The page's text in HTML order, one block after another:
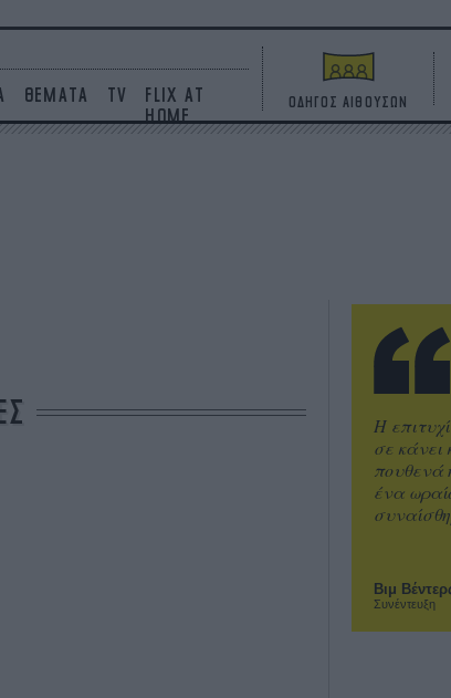
ΘΕΜΑΤΑ TV
FLIX AT
HOME
ΟΔΗΓΟΣ ΑΙΘΟΥΣΩΝ
Βιμ
Συνέντευξη
Η
σε κάνει
πουθενά
ένα